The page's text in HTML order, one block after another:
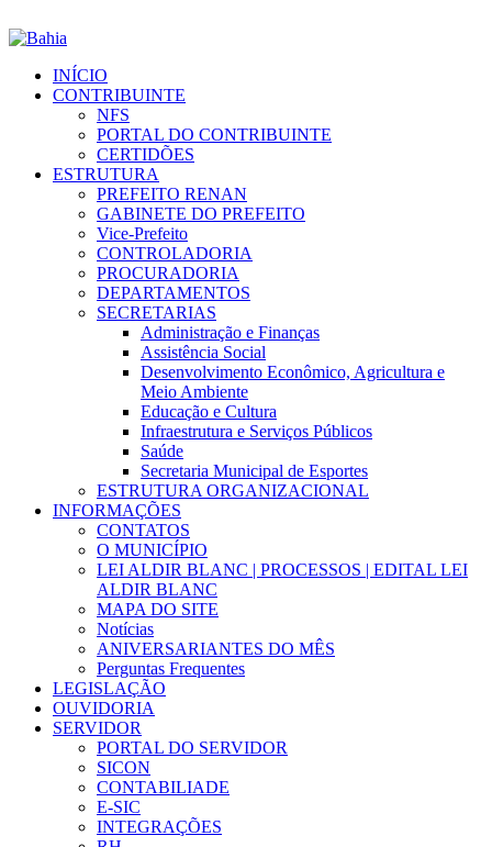
INÍCIO
CONTRIBUINTE
NFS
PORTAL DO CONTRIBUINTE
CERTIDÕES
ESTRUTURA
PREFEITO RENAN
GABINETE DO PREFEITO
Vice-Prefeito
CONTROLADORIA
PROCURADORIA
DEPARTAMENTOS
SECRETARIAS
Administração e Finanças
Assistência Social
Desenvolvimento Econômico, Agricultura e
Meio Ambiente
Educação e Cultura
Infraestrutura e Serviços Públicos
Saúde
Secretaria Municipal de Esportes
ESTRUTURA ORGANIZACIONAL
INFORMAÇÕES
CONTATOS
O MUNICÍPIO
LEI ALDIR BLANC | PROCESSOS | EDITAL LEI
ALDIR BLANC
MAPA DO SITE
Notícias
ANIVERSARIANTES DO MÊS
Perguntas Frequentes
LEGISLAÇÃO
OUVIDORIA
SERVIDOR
PORTAL DO SERVIDOR
SICON
CONTABILIADE
E-SIC
INTEGRAÇÕES